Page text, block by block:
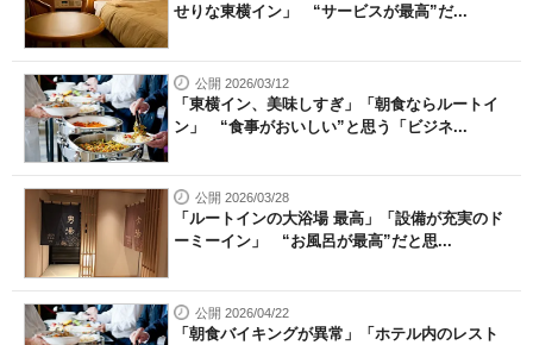
せりな東横イン」 “サービスが最高”だ...
公開 2026/03/12
「東横イン、美味しすぎ」「朝食ならルートイ
ン」 “食事がおいしい”と思う「ビジネ...
公開 2026/03/28
「ルートインの大浴場 最高」「設備が充実のド
ーミーイン」 “お風呂が最高”だと思...
公開 2026/04/22
「朝食バイキングが異常」「ホテル内のレスト